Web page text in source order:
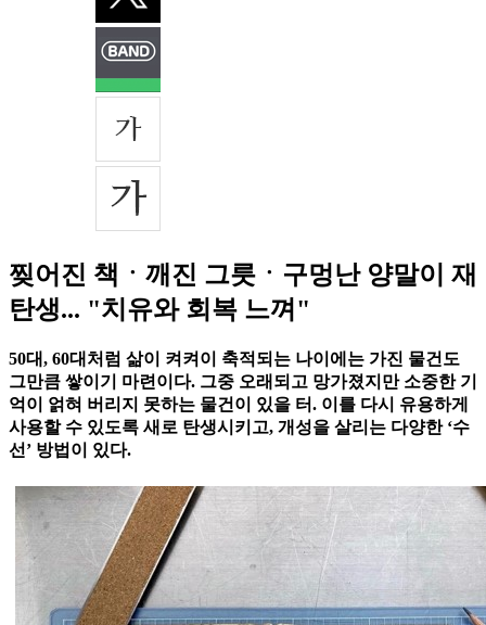
찢어진 책ㆍ깨진 그릇ㆍ구멍난 양말이 재
탄생... "치유와 회복 느껴"
50대, 60대처럼 삶이 켜켜이 축적되는 나이에는 가진 물건도
그만큼 쌓이기 마련이다. 그중 오래되고 망가졌지만 소중한 기
억이 얽혀 버리지 못하는 물건이 있을 터. 이를 다시 유용하게
사용할 수 있도록 새로 탄생시키고, 개성을 살리는 다양한 ‘수
선’ 방법이 있다.